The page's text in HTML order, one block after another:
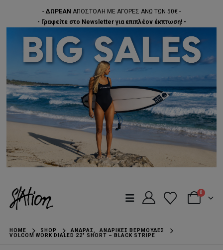
- ΔΩΡΕΑΝ ΑΠΟΣΤΟΛΗ ΜΕ ΑΓΟΡΕΣ ΑΝΩ ΤΩΝ 50€ -
- Γραφείτε στο Newsletter για επιπλέον έκπτωση! -
0
HOME SHOP ΆΝΔΡΑΣ,
ΑΝΔΡΙΚΈΣ ΒΕΡΜΟΎΔΕΣ
VOLCOM WORK DIALED 22″ SHORT – BLACK STRIPE